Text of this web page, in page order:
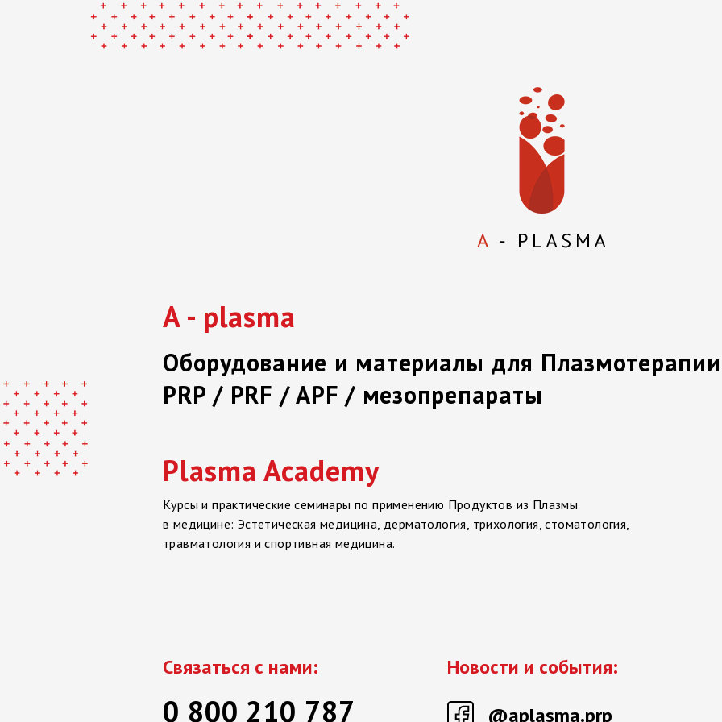
A - plasma
Оборудование и материалы для Плазмотерапии
PRP / PRF / APF / мезопрепараты
Plasma Academy
Курсы и практические семинары по применению Продуктов из Плазмы
в медицине: Эстетическая медицина, дерматология, трихология, стоматология,
травматология и спортивная медицина.
Связаться с нами:
0 800 210 787
Новости и события:
@aplasma.prp